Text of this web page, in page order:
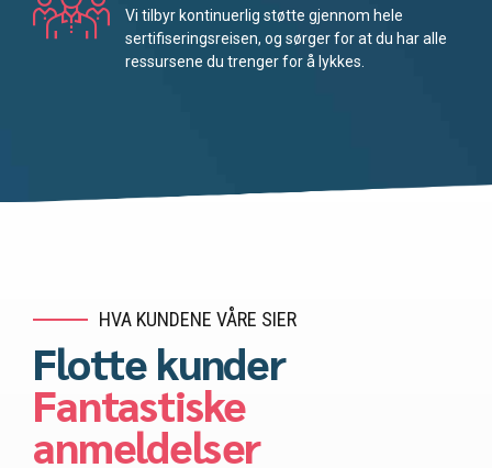
Vi tilbyr kontinuerlig støtte gjennom hele
sertifiseringsreisen, og sørger for at du har alle
ressursene du trenger for å lykkes.
HVA KUNDENE VÅRE SIER
Flotte kunder
Fantastiske
anmeldelser